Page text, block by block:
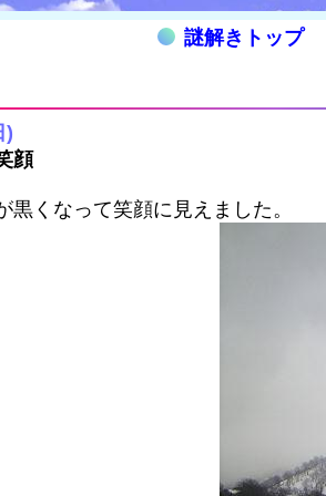
謎解きトップ
)
顔
黒くなって笑顔に見えました。